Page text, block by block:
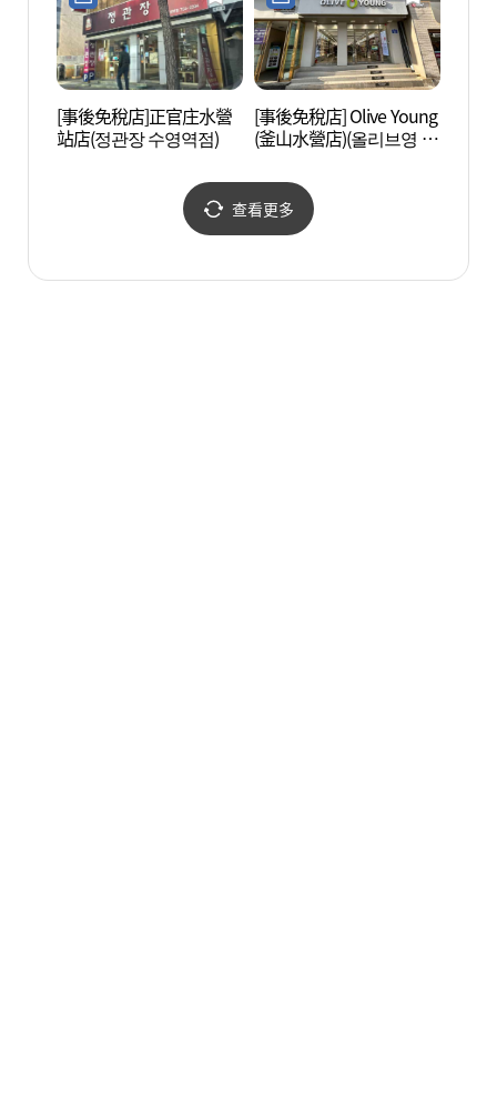
[事後免稅店]正官庄水營
站店(정관장 수영역점)
[事後免稅店] Olive Young
(釜山水營店)(올리브영 부
查看更多